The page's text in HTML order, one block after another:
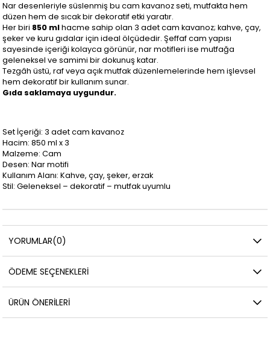
Nar desenleriyle süslenmiş bu cam kavanoz seti, mutfakta hem
düzen hem de sıcak bir dekoratif etki yaratır.
Her biri 850 mlhacme sahip olan 3 adet cam kavanoz; kahve, çay,
şeker ve kuru gıdalar için ideal ölçüdedir. Şeffaf cam yapısı
sayesinde içeriği kolayca görünür, nar motifleri ise mutfağa
geleneksel ve samimi bir dokunuş katar.
Tezgâh üstü, raf veya açık mutfak düzenlemelerinde hem işlevsel
hem dekoratif bir kullanım sunar.
Gıda saklamaya uygundur.
Set İçeriği: 3 adet cam kavanoz
Hacim: 850 ml x 3
Malzeme: Cam
Desen: Nar motifi
Kullanım Alanı: Kahve, çay, şeker, erzak
Stil: Geleneksel – dekoratif – mutfak uyumlu
YORUMLAR(0)
ÖDEME SEÇENEKLERI
ÜRÜN ÖNERILERI